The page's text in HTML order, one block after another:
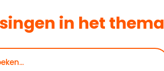
in het thema